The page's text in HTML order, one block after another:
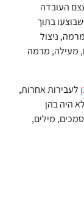
העובדה
בתוך
ניצול
מעילה, מרמה
לעבירות אחרות,
היה בהן
מילים,